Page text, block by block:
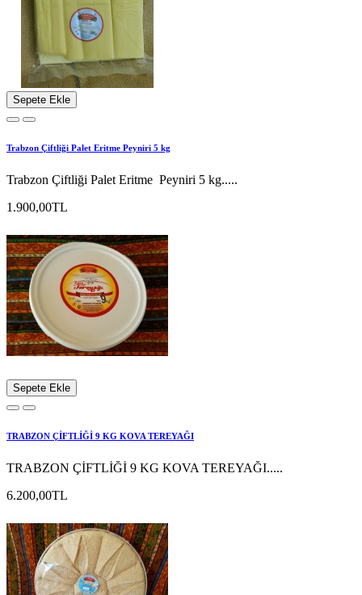
Sepete Ekle
Trabzon Çiftliği Palet Eritme Peyniri 5 kg
Trabzon Çiftliği Palet Eritme Peyniri 5 kg.....
1.900,00TL
Sepete Ekle
TRABZON ÇİFTLİĞİ 9 KG KOVA TEREYAĞI
TRABZON ÇİFTLİĞİ 9 KG KOVA TEREYAĞI.....
6.200,00TL